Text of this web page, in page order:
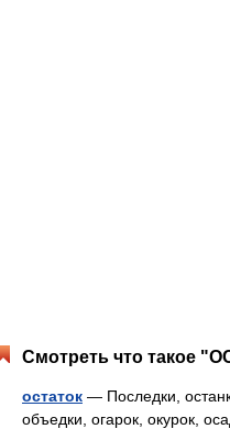
Смотреть что такое
остаток — Последки,
объедки, огарок, окурок,